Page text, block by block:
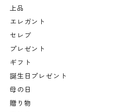
上品
エレガント
セレブ
プレゼント
ギフト
誕生日プレゼント
母の日
贈り物